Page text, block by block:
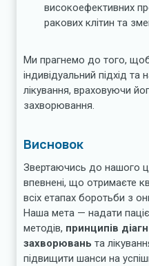
високоефективних
ракових клітин та
Ми прагнемо до того,
індивідуальний підхід та
лікування, враховуючи
захворювання.
Висновок
Звертаючись до нашого
впевнені, що отримаєте
всіх етапах боротьби з
Наша мета — надати
методів, принципів
захворювань та
підвищити шанси на